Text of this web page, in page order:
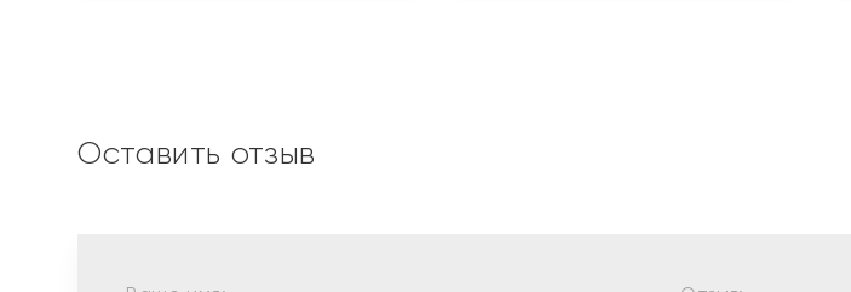
Оставить отзыв